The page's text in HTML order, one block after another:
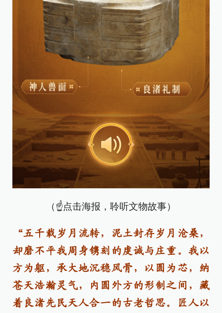
（☝点击海报，聆听文物故事）
“五千载岁月流转，泥土封存岁月沧桑，
却磨不平我周身镌刻的虔诚与庄重。我以
方为躯，承大地沉稳风骨，以圆为芯，纳
苍天浩瀚灵气，内圆外方的形制之间，藏
着良渚先民天人合一的古老哲思。匠人以